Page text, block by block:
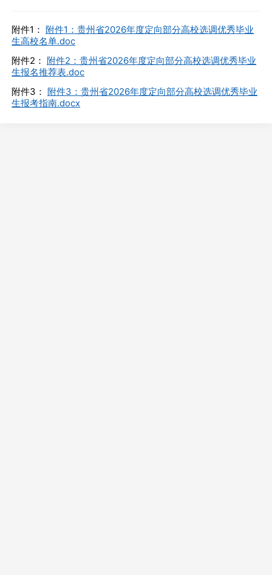
附件1：
附件1：贵州省2026年度定向部分高校选调优秀毕业
生高校名单.doc
附件2： 附件2：贵州省2026年度定向部分高校选调优秀毕业
生报名推荐表.doc
附件3： 附件3：贵州省2026年度定向部分高校选调优秀毕业
生报考指南.docx